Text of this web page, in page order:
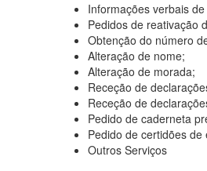
Informações verbais
Pedidos de reativação
Obtenção do número
Alteração de nome;
Alteração de morada;
Receção de
Receção de
Pedido de caderneta
Pedido de certidões
Outros Serviços